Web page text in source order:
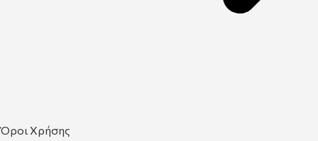
Όροι Χρήσης